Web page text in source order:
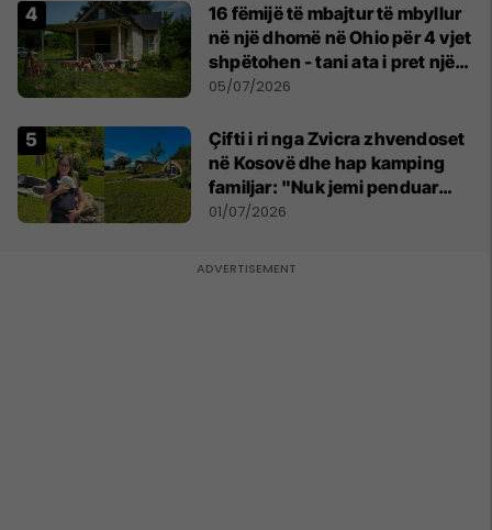
16 fëmijë të mbajtur të mbyllur
në një dhomë në Ohio për 4 vjet
shpëtohen - tani ata i pret një
sfidë e madhe
05/07/2026
Çifti i ri nga Zvicra zhvendoset
në Kosovë dhe hap kamping
familjar: "Nuk jemi penduar
asnjë ditë"
01/07/2026